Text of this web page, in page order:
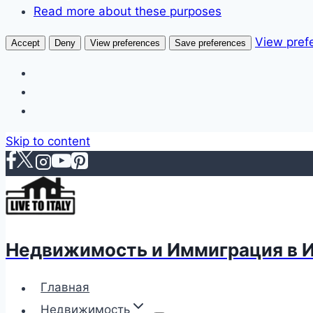
Read more about these purposes
Accept Deny View preferences Save preferences View
Skip to content
Недвижимость и Иммиграция в
Главная
Недвижимость